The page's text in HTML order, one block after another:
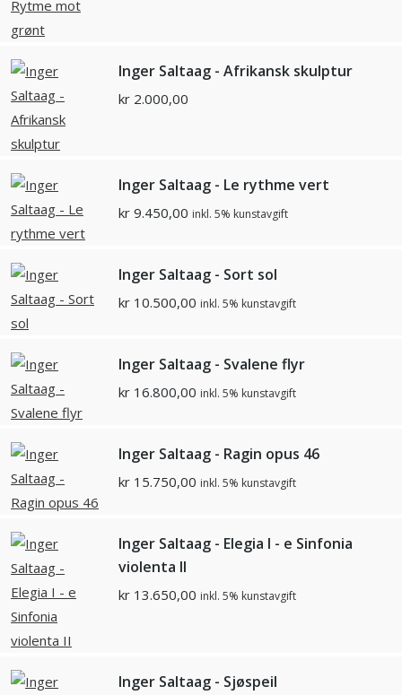
Inger Saltaag - Afrikansk skulptur
kr 2.000,00
Inger Saltaag - Le rythme vert
kr 9.450,00 inkl. 5% kunstavgift
Inger Saltaag - Sort sol
kr 10.500,00 inkl. 5% kunstavgift
Inger Saltaag - Svalene flyr
kr 16.800,00 inkl. 5% kunstavgift
Inger Saltaag - Ragin opus 46
kr 15.750,00 inkl. 5% kunstavgift
Inger Saltaag - Elegia I - e Sinfonia
violenta II
kr 13.650,00 inkl. 5% kunstavgift
Inger Saltaag - Sjøspeil